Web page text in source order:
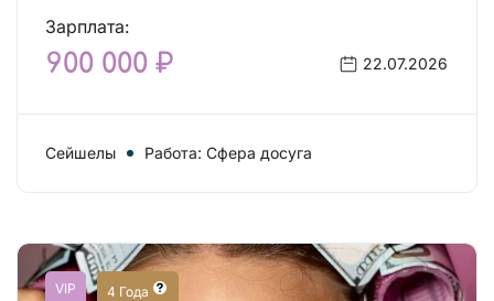
Зарплата:
900 000 ₽ 22.07.2026
Сейшелы Работа: Сфера досуга
VIP 4 Года